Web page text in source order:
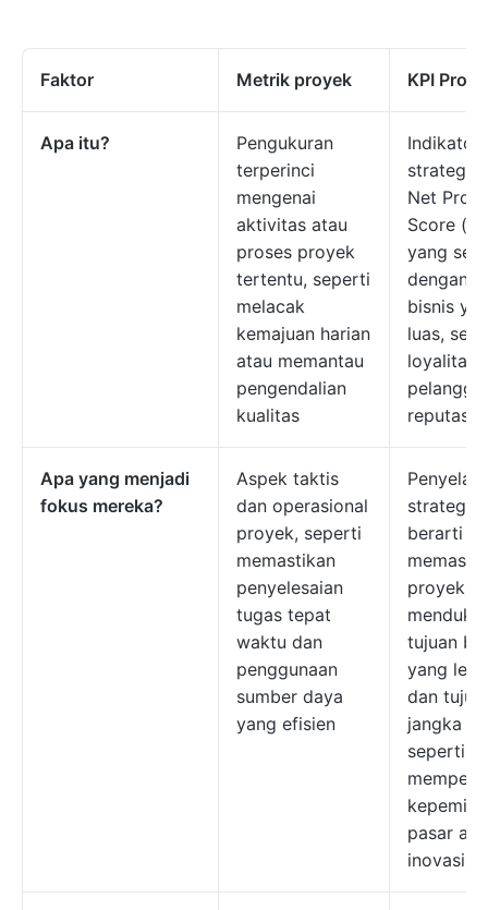
Faktor Metrik proyek KPI
Apa itu?
Pengukuran
terperinci
mengenai
aktivitas atau
proses proyek
tertentu, seperti
melacak
kemajuan harian
atau memantau
pengendalian
kualitas
Indikator
Net
Score
yang
dengan
bisnis
luas,
loyalitas
reputasi
Apa yang menjadi
fokus mereka?
Aspek taktis
dan operasional
proyek, seperti
memastikan
penyelesaian
tugas tepat
waktu dan
penggunaan
sumber daya
yang efisien
berarti
proyek
tujuan
yang
dan
jangka
seperti
pasar
inovasi